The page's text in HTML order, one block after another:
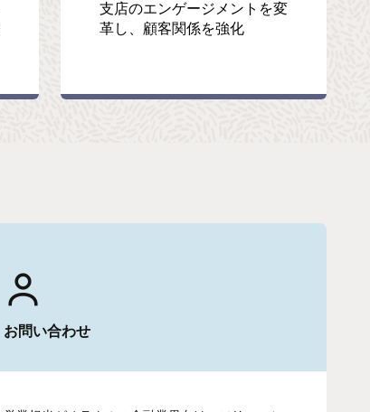
支店のエンゲージメントを変
革し、顧客関係を強化
お問い合わせ